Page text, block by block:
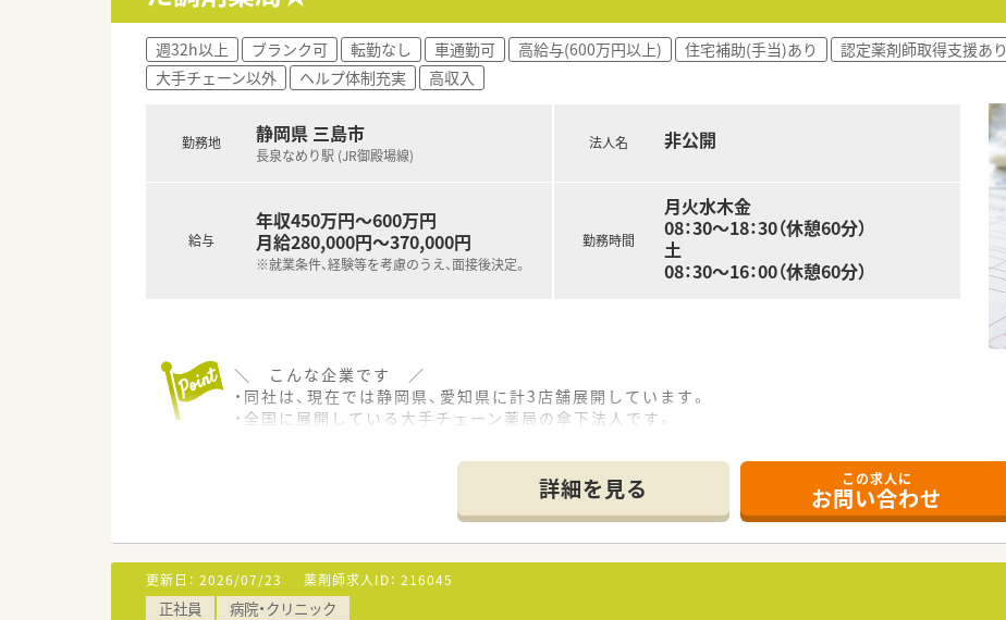
週32h以上 ブランク可 転勤なし 車通勤可 高給与(600万円以上) 住宅補助(手当)あり 認定薬剤師取得支援あり
大手チェーン以外
ヘルプ体制充実 高収入
勤務地 静岡県 三島市
長泉なめり駅 (JR御殿場線)
給与
年収450万円～600万円
月給280,000円～370,000円
※就業条件、経験等を考慮のうえ、面接後決定。
法人名 非公開
勤務時間
月火水木金
08：30～18：30（休憩60分）
土
08：30～16：00（休憩60分）
＼ こんな企業です ／
・同社は、現在では静岡県、愛知県に計3店舗展開しています。
・全国に展開している大手チェーン薬局の傘下法人です。
地元で長く働いていきたい！という方に◎
無理な異動もないため、地元で長く働いていく事が可能です！
色々な科目の経験をしたい方にオススメです◎
内科/脳神経外科/眼科/精神科など複数の医療機関から患者様が来局されます。
詳細を見る この求人に
お問い合わせ
更新日： 2026/07/23 薬剤師求人ID： 216045
正社員 病院・クリニック